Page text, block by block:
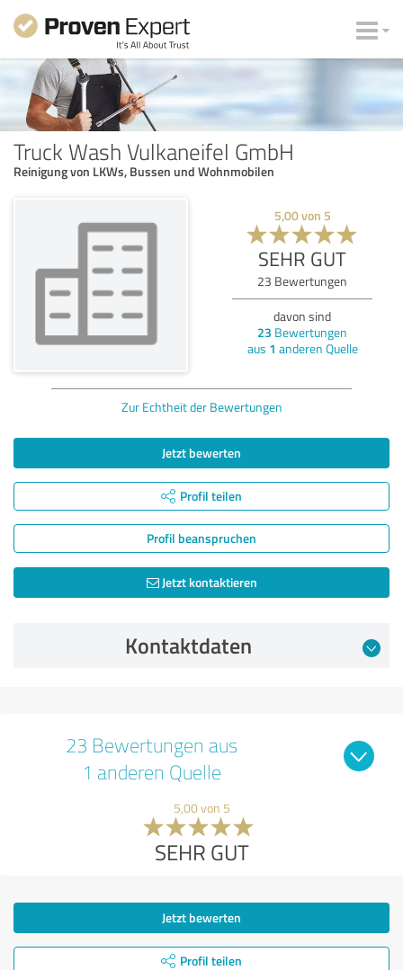
Truck Wash Vulkaneifel GmbH
Reinigung von LKWs, Bussen und Wohnmobilen
5,00von 5
SEHR GUT
23 Bewertungen
davon sind
23 Bewertungen
aus 1 anderen Quelle
Zur Echtheit der Bewertungen
Jetzt bewerten
Profil teilen
Profil beanspruchen
Jetzt kontaktieren
Kontaktdaten
23 Bewertungen aus
1 anderen Quelle
5,00 von 5
SEHR GUT
Jetzt bewerten
Profil teilen